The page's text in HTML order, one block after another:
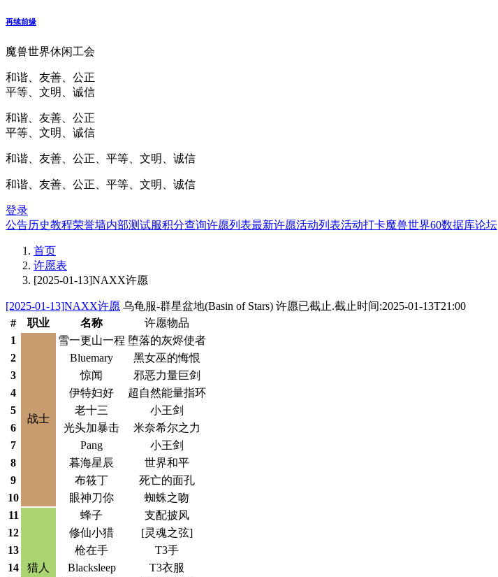
再续前缘
魔兽世界休闲工会
和谐、友善、公正
平等、文明、诚信
和谐、友善、公正
平等、文明、诚信
和谐、友善、公正、平等、文明、诚信
和谐、友善、公正、平等、文明、诚信
登录
公告历史教程荣誉墙内部测试服积分查询许愿列表最新许愿活动列表活动打卡魔兽世界60数据库论坛
首页
许愿表
[2025-01-13]NAXX许愿
[2025-01-13]NAXX许愿 乌龟服-群星盆地(Basin of Stars) 许愿已截止.截止时间:2025-01-13T21:00
#
职业 名称
许愿物品
1
战士
雪一更山一程 堕落的灰烬使者
2
Bluemary
黑女巫的悔恨
3
惊闻
邪恶力量巨剑
4
伊特妇好
超自然能量指环
5
老十三
小王剑
6
光头加暴击
米奈希尔之力
7
Pang
小王剑
8
暮海星辰
世界和平
9
布筱丁
死亡的面孔
10
眼神刀你
蜘蛛之吻
11
猎人
蜂子
支配披风
12
修仙小猎
[灵魂之弦]
13
枪在手
T3手
14
Blacksleep
T3衣服